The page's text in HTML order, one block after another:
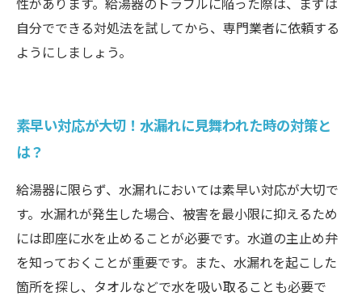
自分でできる対処法を試してから、専門業者に依頼する
ようにしましょう。
素早い対応が大切！水漏れに見舞われた時の対策と
は？
給湯器に限らず、水漏れにおいては素早い対応が大切で
す。水漏れが発生した場合、被害を最小限に抑えるため
には即座に水を止めることが必要です。水道の主止め弁
を知っておくことが重要です。また、水漏れを起こした
箇所を探し、タオルなどで水を吸い取ることも必要で